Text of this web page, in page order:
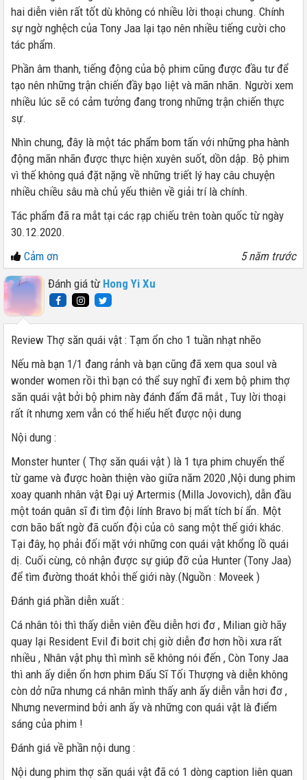
hai diễn viên rất tốt dù không có nhiều lời thoại chung. Chính
sự ngờ nghệch của Tony Jaa lại tạo nên nhiều tiếng cười cho
tác phẩm.
Phần âm thanh, tiếng động của bộ phim cũng được đầu tư để
tạo nên những trận chiến đầy bạo liệt và mãn nhãn. Người xem
nhiều lúc sẽ có cảm tưởng đang trong những trận chiến thực
sự.
Nhìn chung, đây là một tác phẩm bom tấn với những pha hành
động mãn nhãn được thực hiện xuyên suốt, dồn dập. Bộ phim
vì thế không quá đặt nặng về những triết lý hay câu chuyện
nhiều chiều sâu mà chủ yếu thiên về giải trí là chính.
Tác phẩm đã ra mắt tại các rạp chiếu trên toàn quốc từ ngày
30.12.2020.
Cảm ơn
5 năm trước
Đánh giá từ Hong Yi Xu
Review Thợ săn quái vật : Tạm ổn cho 1 tuần nhạt nhẽo
Nếu mà bạn 1/1 đang rảnh và bạn cũng đã xem qua soul và
wonder women rồi thì bạn có thể suy nghĩ đi xem bộ phim thợ
săn quái vật bởi bộ phim này đánh đấm đã mắt , Tuy lời thoại
rất ít nhưng xem vẫn có thể hiểu hết được nội dung
Nội dung :
Monster hunter ( Thợ săn quái vật ) là 1 tựa phim chuyển thể
từ game và được hoàn thiện vào giữa năm 2020 ,Nội dung phim
xoay quanh nhân vật Đại uý Artermis (Milla Jovovich), dẫn đầu
một toán quân sĩ đi tìm đội lính Bravo bị mất tích bí ẩn. Một
cơn bão bất ngờ đã cuốn đội của cô sang một thế giới khác.
Tại đây, họ phải đối mặt với những con quái vật khổng lồ quái
dị. Cuối cùng, cô nhận được sự giúp đỡ của Hunter (Tony Jaa)
để tìm đường thoát khỏi thế giới này.(Nguồn : Moveek )
Đánh giá phần diễn xuất :
Cá nhân tôi thì thấy diễn viên đều diễn hơi đơ , Milian giờ hãy
quay lại Resident Evil đi bơit chị giờ diễn đơ hơn hồi xưa rất
nhiều , Nhân vật phụ thì mình sẽ không nói đến , Còn Tony Jaa
thì anh ấy diễn ổn hơn phim Đấu Sĩ Tối Thượng và diễn không
còn dở nữa nhưng cá nhân mình thấy anh ấy diễn vẫn hơi đơ ,
Nhưng nevermind bởi anh ấy và những con quái vật là điểm
sáng của phim !
Đánh giá về phần nội dung :
Nội dung phim thợ săn quái vật đã có 1 dòng caption liên quan